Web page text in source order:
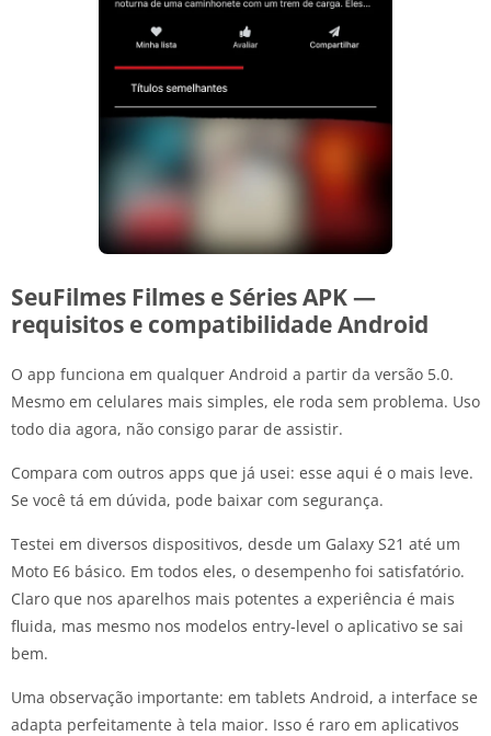
SeuFilmes Filmes e Séries APK —
requisitos e compatibilidade Android
O app funciona em qualquer Android a partir da versão 5.0.
Mesmo em celulares mais simples, ele roda sem problema. Uso
todo dia agora, não consigo parar de assistir.
Compara com outros apps que já usei: esse aqui é o mais leve.
Se você tá em dúvida, pode baixar com segurança.
Testei em diversos dispositivos, desde um Galaxy S21 até um
Moto E6 básico. Em todos eles, o desempenho foi satisfatório.
Claro que nos aparelhos mais potentes a experiência é mais
fluida, mas mesmo nos modelos entry-level o aplicativo se sai
bem.
Uma observação importante: em tablets Android, a interface se
adapta perfeitamente à tela maior. Isso é raro em aplicativos